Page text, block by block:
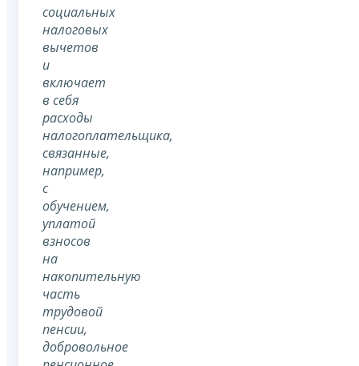
социальных
налоговых
вычетов
и
включает
в себя
расходы
налогоплательщика,
связанные,
например,
с
обучением,
уплатой
взносов
на
накопительную
часть
трудовой
пенсии,
добровольное